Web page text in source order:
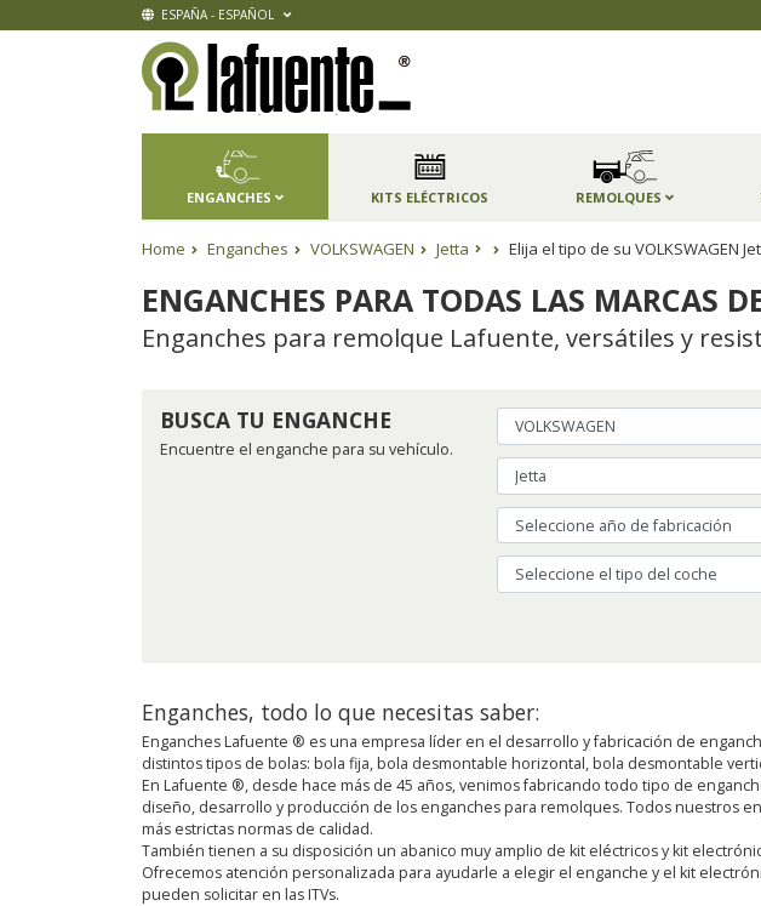
ESPAÑA - ESPAÑOL
ENGANCHES KITS ELÉCTRICOS REMOLQUES
Home Enganches VOLKSWAGEN Jetta Elija el tipo de su VOLKSWAGEN
ENGANCHES PARA TODAS LAS MARCAS
Enganches para remolque Lafuente, versátiles y
BUSCA TU ENGANCHE
Encuentre el enganche para su vehículo.
Enganches, todo lo que necesitas saber:
Enganches Lafuente ® es una empresa líder en el desarrollo y fabricación de
distintos tipos de bolas: bola fija, bola desmontable horizontal, bola desmontable
En Lafuente ®, desde hace más de 45 años, venimos fabricando todo tipo de
diseño, desarrollo y producción de los enganches para remolques. Todos nuestros
más estrictas normas de calidad.
También tienen a su disposición un abanico muy amplio de kit eléctricos y kit
Ofrecemos atención personalizada para ayudarle a elegir el enganche y el kit
pueden solicitar en las ITVs.